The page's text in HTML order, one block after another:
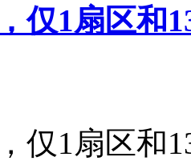
仅1扇区和
仅1扇区和